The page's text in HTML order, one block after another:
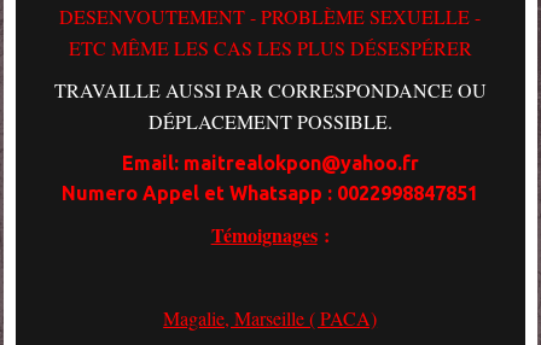
DESENVOUTEMENT - PROBLÈME SEXUELLE -
ETC MÊME LES CAS LES PLUS DÉSESPÉRER
TRAVAILLE AUSSI PAR CORRESPONDANCE OU
DÉPLACEMENT POSSIBLE.
Email: maitrealokpon@yahoo.fr
Numero Appel et Whatsapp : 0022998847851
Témoignages:
Magalie, Marseille ( PACA)